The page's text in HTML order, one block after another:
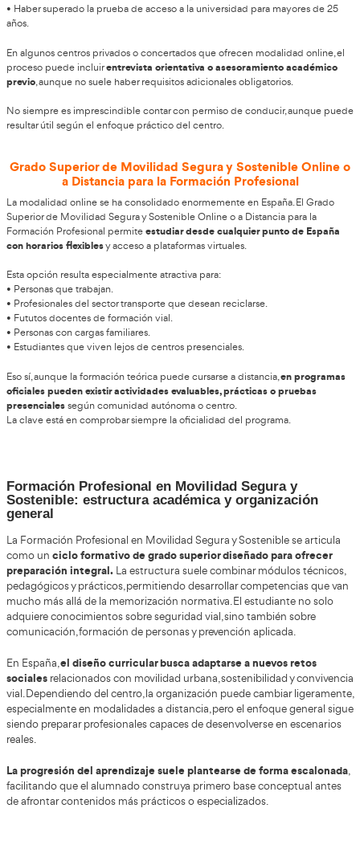
capacitación pedagógica aplicada a la seguridad vial. Se
formación relativamente reciente dentro del sistema
ecológica y necesidad de profesionales cualificados en
diseñar, impartir y evaluar acciones formativas
movilidad segura
, el uso responsable de las vías públicas y
esta formación continúa ganando
la transformación del sector del transporte, el auge de la
electrificación del parque móvil y las nuevas políticas
sostenibilidad.
Técnico Superior en Movilidad Segura y
requisitos de acceso
Para acceder al título de Técnico Superior en Movilidad
acceso a ciclos formativos de grado superior en España.
Entre las vías más comunes están:
• Disponer del título de Bachillerato.
• Haber aprobado la prueba de acceso a grado superior.
• Haber superado la prueba de acceso a la universidad para
años.
En algunos centros privados o concertados que ofrecen
proceso puede incluirentrevista orientativa o
previo, aunque no suele haber requisitos adicionales
No siempre es imprescindible contar con permiso de
Grado Superior de Movilidad Segura y
a Distancia para la Formación
La modalidad online se ha consolidado enormemente en
Superior de Movilidad Segura y Sostenible Online o a
Formación Profesional permiteestudiar desde cualquier
con horarios flexiblesy acceso a plataformas virtuales.